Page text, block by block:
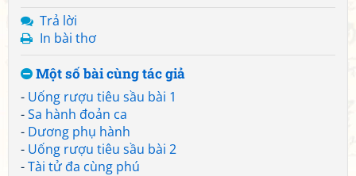
Trả lời
In bài thơ
Một số bài cùng tác giả
- Uống rượu tiêu sầu bài 1
-Sa hành đoản ca
- Dương phụ hành
- Uống rượu tiêu sầu bài 2
-Tài tử đa cùng phú